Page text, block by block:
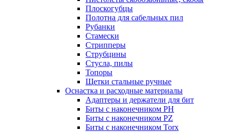
Плоскогубцы
Полотна для сабельных пил
Рубанки
Стамески
Стрипперы
Струбцины
Стусла, пилы
Топоры
Щетки стальные ручные
Оснастка и расходные материалы
Адаптеры и держатели для бит
Биты с наконечником PH
Биты с наконечником PZ
Биты с наконечником Torx